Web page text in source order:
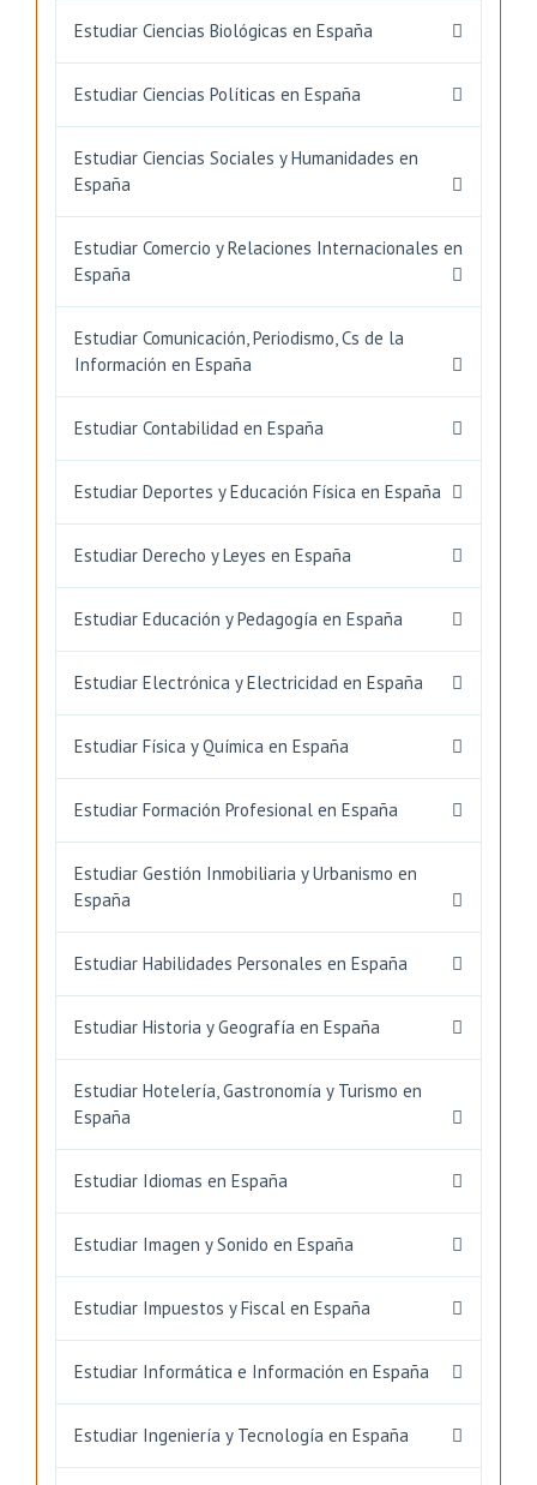
Estudiar Ciencias Biológicas en España
Estudiar Ciencias Políticas en España
Estudiar Ciencias Sociales y Humanidades en
España
Estudiar Comercio y Relaciones Internacionales en
España
Estudiar Comunicación, Periodismo, Cs de la
Información en España
Estudiar Contabilidad en España
Estudiar Deportes y Educación Física en España
Estudiar Derecho y Leyes en España
Estudiar Educación y Pedagogía en España
Estudiar Electrónica y Electricidad en España
Estudiar Física y Química en España
Estudiar Formación Profesional en España
Estudiar Gestión Inmobiliaria y Urbanismo en
España
Estudiar Habilidades Personales en España
Estudiar Historia y Geografía en España
Estudiar Hotelería, Gastronomía y Turismo en
España
Estudiar Idiomas en España
Estudiar Imagen y Sonido en España
Estudiar Impuestos y Fiscal en España
Estudiar Informática e Información en España
Estudiar Ingeniería y Tecnología en España